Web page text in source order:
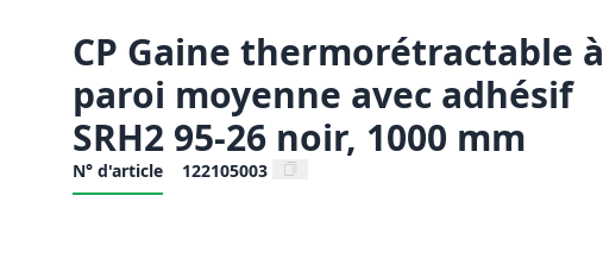
CP Gaine thermorétractable à
paroi moyenne avec adhésif
SRH2 95-26 noir, 1000 mm
N° d'article 122105003